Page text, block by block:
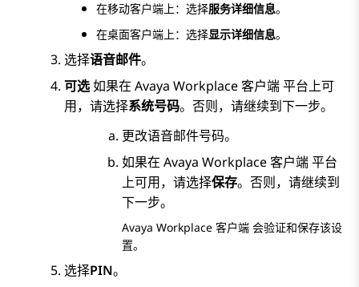
在移动客户端上：选择服务详细信息。
在桌面客户端上：选择显示详细信息。
选择语音邮件。
可选如果在 Avaya Workplace客户端平台上可
用，请选择系统号码。否则，请继续到下一步。
更改语音邮件号码。
如果在 Avaya Workplace客户端平台
上可用，请选择保存。否则，请继续到
下一步。
Avaya Workplace 客户端 会验证和保存该设
置。
选择PIN。